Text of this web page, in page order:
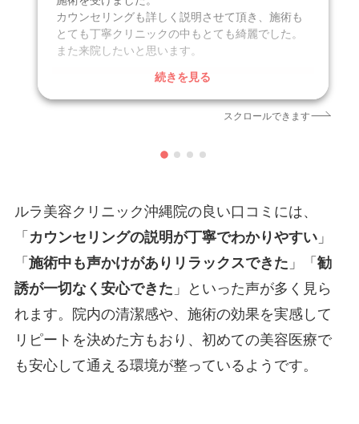
カウンセリングも詳しく説明させて頂き、施術も
とても丁寧クリニックの中もとても綺麗でした。
また来院したいと思います。
2025年10月
クリニック ルラ美容クリニック沖縄院
続きを見る
スクロールできます
ルラ美容クリニック沖縄院の良い口コミには、
「 カウンセリングの説明が丁寧でわかりやすい」
「 施術中も声かけがありリラックスできた 」「 勧
誘が一切なく安心できた 」といった声が多く見ら
れます。院内の清潔感や、施術の効果を実感して
リピートを決めた方もおり、初めての美容医療で
も安心して通える環境が整っているようです。